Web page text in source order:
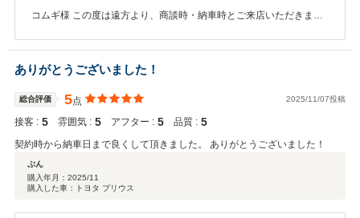
コムギ様 この度は遠方より、商談時・納車時とご来店いただきまし
す。 実家は弊社最寄りとのことで、是非お近くにお越しの際は、お
立ち寄りいただければ幸いでございます。どうぞ今後とも宜しくお
願い致します。
ありがとうございました！
総合評価 5点 2025/11/07投稿
接客 : 5 雰囲気 : 5 アフター : 5 品質 : 5
契約時から納車日まで良くして頂きました。 ありがとうございました！
ぷん
購入年月： 2025/11
購入した車：トヨタ プリウス